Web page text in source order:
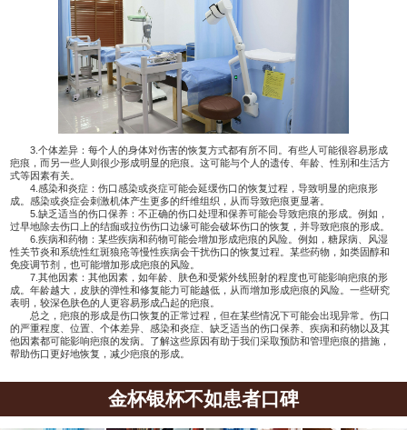
3.个体差异：每个人的身体对伤害的恢复方式都有所不同。有些人可能很容易形成
疤痕，而另一些人则很少形成明显的疤痕。这可能与个人的遗传、年龄、性别和生活方
式等因素有关。
4.感染和炎症：伤口感染或炎症可能会延缓伤口的恢复过程，导致明显的疤痕形
成。感染或炎症会刺激机体产生更多的纤维组织，从而导致疤痕更显著。
5.缺乏适当的伤口保养：不正确的伤口处理和保养可能会导致疤痕的形成。例如，
过早地除去伤口上的结痂或拉伤伤口边缘可能会破坏伤口的恢复，并导致疤痕的形成。
6.疾病和药物：某些疾病和药物可能会增加形成疤痕的风险。例如，糖尿病、风湿
性关节炎和系统性红斑狼疮等慢性疾病会干扰伤口的恢复过程。某些药物，如类固醇和
免疫调节剂，也可能增加形成疤痕的风险。
7.其他因素：其他因素，如年龄、肤色和受紫外线照射的程度也可能影响疤痕的形
成。年龄越大，皮肤的弹性和修复能力可能越低，从而增加形成疤痕的风险。一些研究
表明，较深色肤色的人更容易形成凸起的疤痕。
总之，疤痕的形成是伤口恢复的正常过程，但在某些情况下可能会出现异常。伤口
的严重程度、位置、个体差异、感染和炎症、缺乏适当的伤口保养、疾病和药物以及其
他因素都可能影响疤痕的发病。了解这些原因有助于我们采取预防和管理疤痕的措施，
帮助伤口更好地恢复，减少疤痕的形成。
金杯银杯不如患者口碑